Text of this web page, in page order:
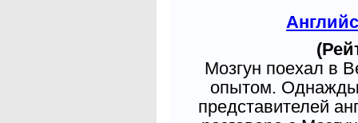
Мозгун поехал в
опытом. Однажды
представителей